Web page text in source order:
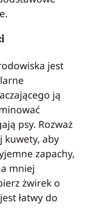
jest
ją
psy. Rozważ
kuwety, aby
zapachy,
mniej
żwirek o
łatwy do